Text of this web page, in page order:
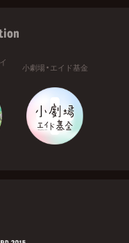
小劇場・エイド基金